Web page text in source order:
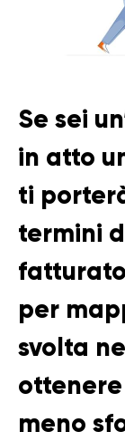
Se sei
in atto
ti
termini
per
svolta
meno